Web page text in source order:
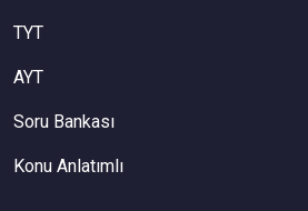
TYT
AYT
Soru Bankası
Konu Anlatımlı